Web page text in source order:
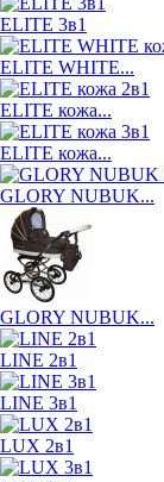
ELITE 3в1
ELITE WHITE...
ELITE кожа...
ELITE кожа...
GLORY NUBUK...
GLORY NUBUK...
LINE 2в1
LINE 3в1
LUX 2в1